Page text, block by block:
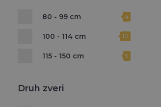
80 - 99 cm 4
100 - 114 cm 10
115 - 150 cm 9
Druh zveri